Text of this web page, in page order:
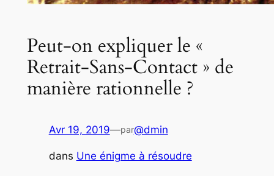
Peut-on expliquer le «
Retrait-Sans-Contact » de
manière rationnelle ?
Avr 19, 2019—par@dmin
dans Une énigme à résoudre